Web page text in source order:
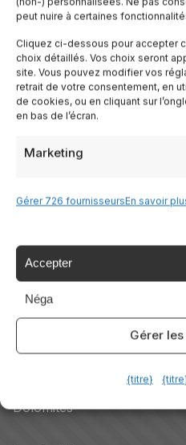
peut nuire à certaines
Cliquez ci-dessous pour accepter
choix détaillés. Vos choix seront
site. Vous pouvez modifier vos
retrait de votre consentement, en
de cookies, ou en cliquant sur
en bas de l’écran.
Marketing
Gérer 726 fournisseursEn savoir
Accepter
Néga
Gérer
{titre}
Trentin
Piemonte
Sardaigne
Tutte le Regioni →
Destinazioni
Dolomites